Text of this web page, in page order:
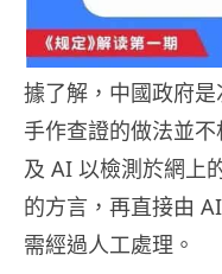
據了解，中國政府
手作查證的做法並
及 AI 以檢測於網上
的方言，再直接由
需經過人工處理。